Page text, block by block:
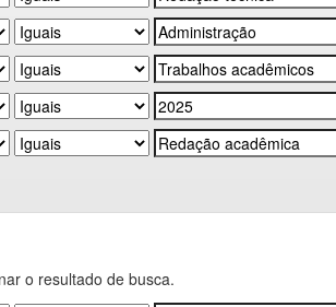
o resultado de busca.